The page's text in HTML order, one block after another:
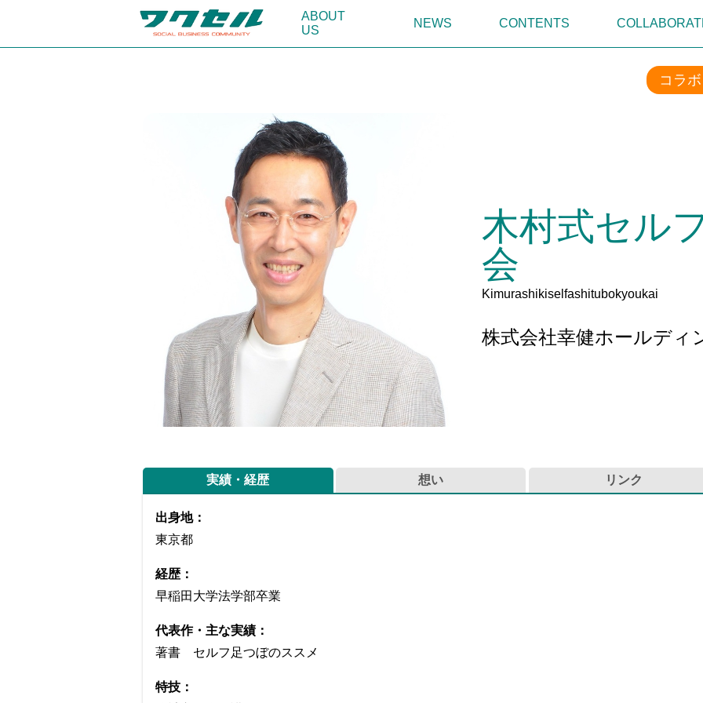
ABOUT
US
NEWS CONTENTS
コラ
木村式セル
会
Kimurashikiselfashitubokyoukai
株式会社幸健ホールディ
実績・経歴
出身地：
東京都
経歴：
早稲田大学法学部卒業
代表作・主な実績：
著書 セルフ足つぼのススメ
特技：
想い リンク